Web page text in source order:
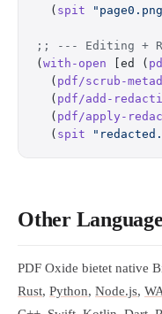
  (
spit
;; --- Editing +
( with-open [ed (
  (
pdf/scrub-
  (
pdf/add-
  (
pdf/apply-
  (
spit
Other
PDF Oxide bietet native
Rust, Python, Node.js,